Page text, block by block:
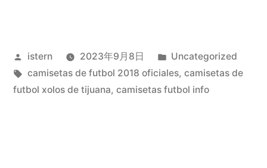
camiseta»
Publicado
por
istern 2023年9月8日
Publicado
en
Uncategorized
Etiquetas:
camisetas de futbol 2018 oficiales, camisetas de
futbol xolos de tijuana, camisetas futbol info